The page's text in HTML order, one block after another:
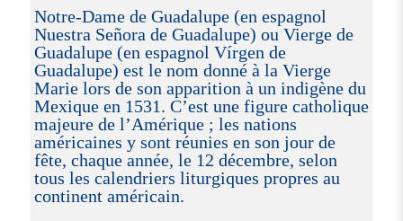
Notre-Dame de Guadalupe (en espagnol
Nuestra Señora de Guadalupe) ou Vierge de
Guadalupe (en espagnol Vírgen de
Guadalupe) est le nom donné à la Vierge
Marie lors de son apparition à un indigène du
Mexique en 1531. C’est une figure catholique
majeure de l’Amérique ; les nations
américaines y sont réunies en son jour de
fête, chaque année, le 12 décembre, selon
tous les calendriers liturgiques propres au
continent américain.